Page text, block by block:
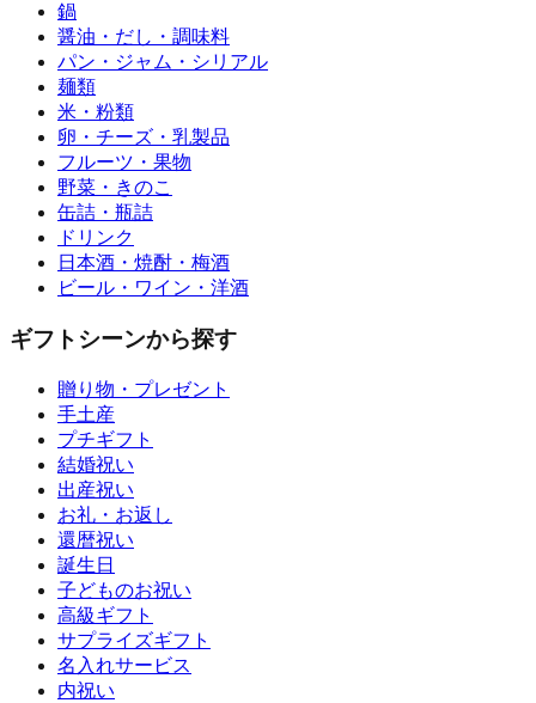
鍋
醤油・だし・調味料
パン・ジャム・シリアル
麺類
米・粉類
卵・チーズ・乳製品
フルーツ・果物
野菜・きのこ
缶詰・瓶詰
ドリンク
日本酒・焼酎・梅酒
ビール・ワイン・洋酒
ギフトシーンから探す
贈り物・プレゼント
手土産
プチギフト
結婚祝い
出産祝い
お礼・お返し
還暦祝い
誕生日
子どものお祝い
高級ギフト
サプライズギフト
名入れサービス
内祝い